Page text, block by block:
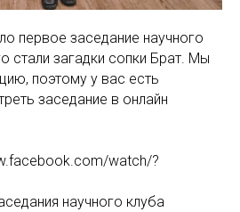
первое заседание научного
стали загадки сопки Брат. Мы
поэтому у вас есть
заседание в онлайн
watch/?
научного клуба